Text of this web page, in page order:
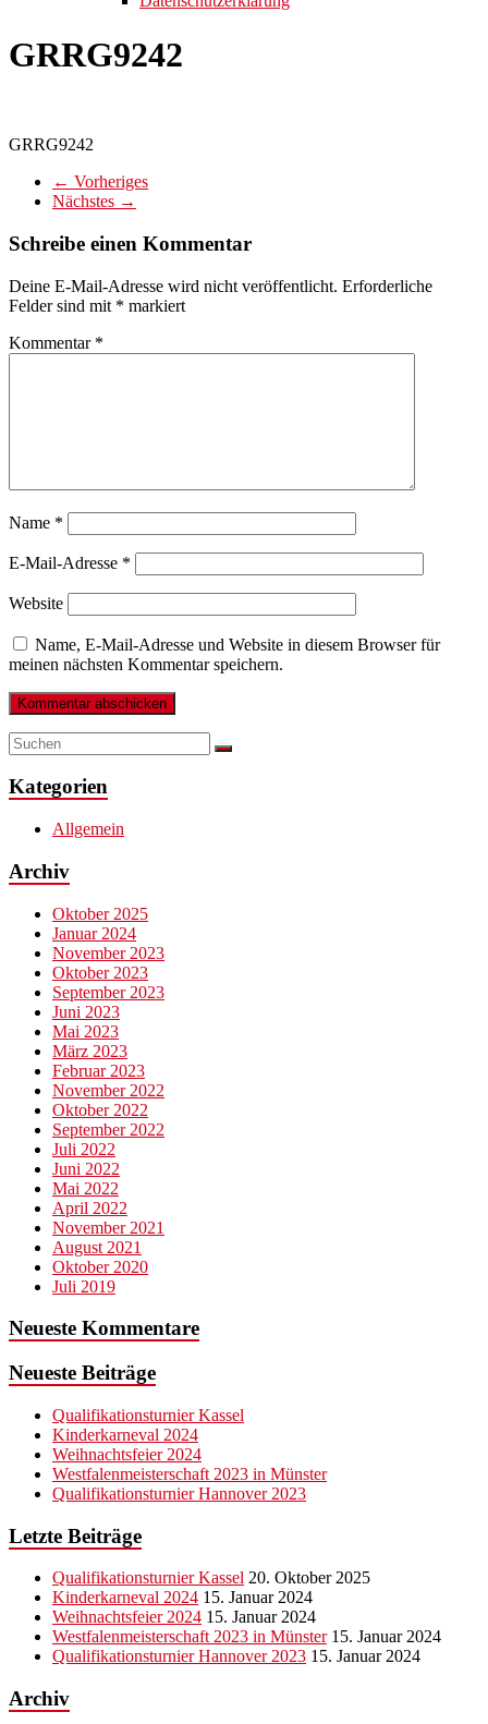
GRRG9242
GRRG9242
← Vorheriges
Nächstes →
Schreibe einen Kommentar
Deine E-Mail-Adresse wird nicht veröffentlicht. Erforderliche
Felder sind mit * markiert
Kommentar *
Name *
E-Mail-Adresse *
Website
Name, E-Mail-Adresse und Website in diesem Browser für
meinen nächsten Kommentar speichern.
Kategorien
Allgemein
Archiv
Oktober 2025
Januar 2024
November 2023
Oktober 2023
September 2023
Juni 2023
Mai 2023
März 2023
Februar 2023
November 2022
Oktober 2022
September 2022
Juli 2022
Juni 2022
Mai 2022
April 2022
November 2021
August 2021
Oktober 2020
Juli 2019
Neueste Kommentare
Neueste Beiträge
Qualifikationsturnier Kassel
Kinderkarneval 2024
Weihnachtsfeier 2024
Westfalenmeisterschaft 2023 in Münster
Qualifikationsturnier Hannover 2023
Letzte Beiträge
Qualifikationsturnier Kassel 20. Oktober 2025
Kinderkarneval 2024 15. Januar 2024
Weihnachtsfeier 2024 15. Januar 2024
Westfalenmeisterschaft 2023 in Münster 15. Januar 2024
Qualifikationsturnier Hannover 2023 15. Januar 2024
Archiv